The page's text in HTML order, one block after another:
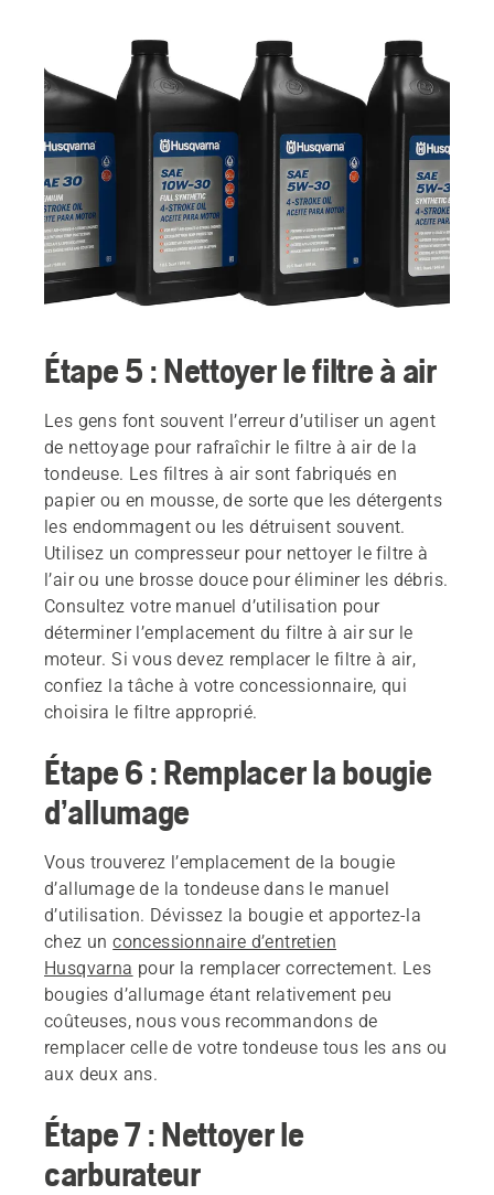
Étape 5 : Nettoyer le filtre à air
Les gens font souvent l’erreur d’utiliser un agent
de nettoyage pour rafraîchir le filtre à air de la
tondeuse. Les filtres à air sont fabriqués en
papier ou en mousse, de sorte que les détergents
les endommagent ou les détruisent souvent.
Utilisez un compresseur pour nettoyer le filtre à
l’air ou une brosse douce pour éliminer les débris.
Consultez votre manuel d’utilisation pour
déterminer l’emplacement du filtre à air sur le
moteur. Si vous devez remplacer le filtre à air,
confiez la tâche à votre concessionnaire, qui
choisira le filtre approprié.
Étape 6 : Remplacer la bougie
d’allumage
Vous trouverez l’emplacement de la bougie
d’allumage de la tondeuse dans le manuel
d’utilisation. Dévissez la bougie et apportez-la
chez unconcessionnaire d’entretien
Husqvarna pour la remplacer correctement. Les
bougies d’allumage étant relativement peu
coûteuses, nous vous recommandons de
remplacer celle de votre tondeuse tous les ans ou
aux deux ans.
Étape 7 : Nettoyer le
carburateur